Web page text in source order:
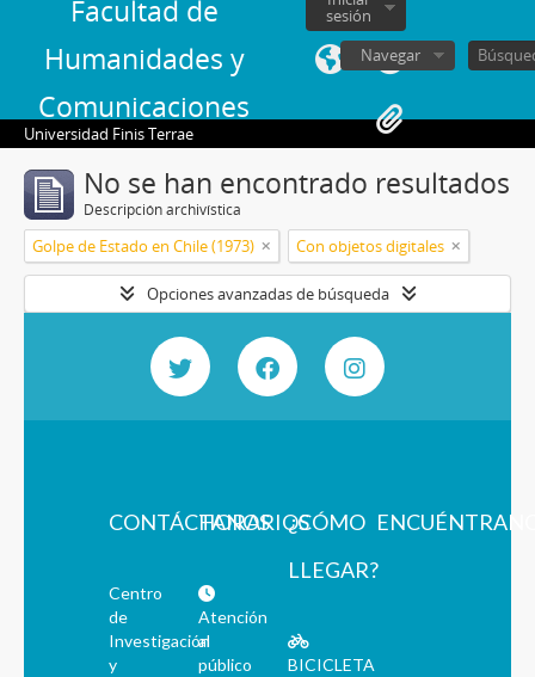
Facultad de
Humanidades y
Comunicaciones
sesión
Navegar
Universidad Finis Terrae
No se han encontrado resultados
Descripción archivística
Golpe de Estado en Chile (1973) Con objetos digitales
Opciones avanzadas de búsqueda
CONTÁCTANOS
Centro
de
Investigación
y
HORARIOS
Atención
al
público
¿CÓMO
LLEGAR?
BICICLETA